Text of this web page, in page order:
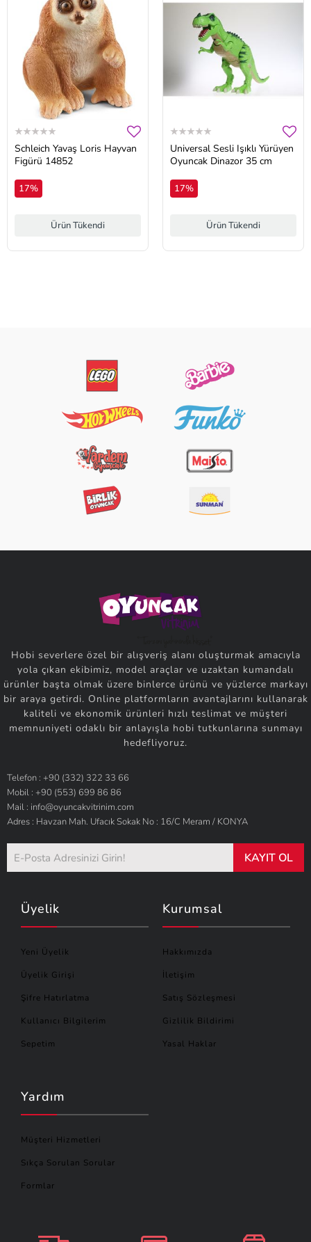
Schleich Yavaş Loris Hayvan
Figürü 14852
17%
Ürün Tükendi
Universal Sesli Işıklı Yürüyen
Oyuncak Dinazor 35 cm
17%
Ürün Tükendi
Hobi severlere özel bir alışveriş alanı oluşturmak amacıyla
yola çıkan ekibimiz, model araçlar ve uzaktan kumandalı
ürünler başta olmak üzere binlerce ürünü ve yüzlerce markayı
bir araya getirdi. Online platformların avantajlarını kullanarak
kaliteli ve ekonomik ürünleri hızlı teslimat ve müşteri
memnuniyeti odaklı bir anlayışla hobi tutkunlarına sunmayı
hedefliyoruz.
Telefon : +90 (332) 322 33 66
Mobil : +90 (553) 699 86 86
Mail : info@oyuncakvitrinim.com
Adres : Havzan Mah. Ufacık Sokak No : 16/C Meram / KONYA
KAYIT OL
Üyelik
Yeni Üyelik
Üyelik Girişi
Şifre Hatırlatma
Kullanıcı Bilgilerim
Sepetim
Kurumsal
Hakkımızda
İletişim
Satış Sözleşmesi
Gizlilik Bildirimi
Yasal Haklar
Yardım
Müşteri Hizmetleri
Sıkça Sorulan Sorular
Formlar